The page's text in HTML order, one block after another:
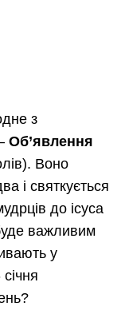
з
Об’явлення
Воно
і святкується
до ісуса
важливим
у